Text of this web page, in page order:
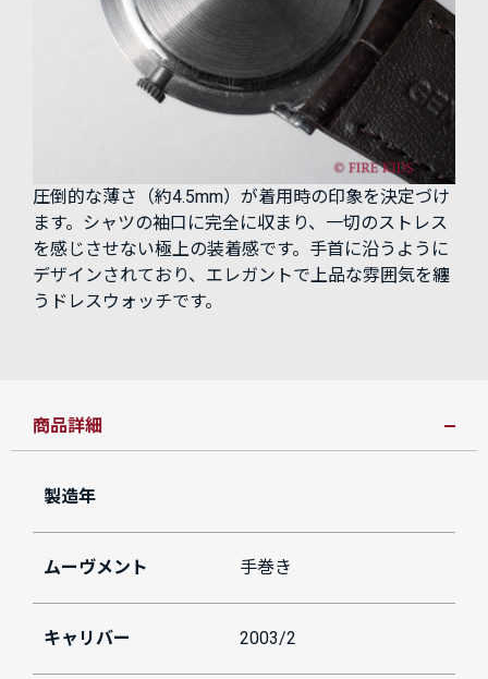
圧倒的な薄さ（約4.5mm）が着用時の印象を決定づけ
ます。シャツの袖口に完全に収まり、一切のストレス
を感じさせない極上の装着感です。手首に沿うように
デザインされており、エレガントで上品な雰囲気を纏
うドレスウォッチです。
商品詳細
製造年
ムーヴメント 手巻き
キャリバー 2003/2